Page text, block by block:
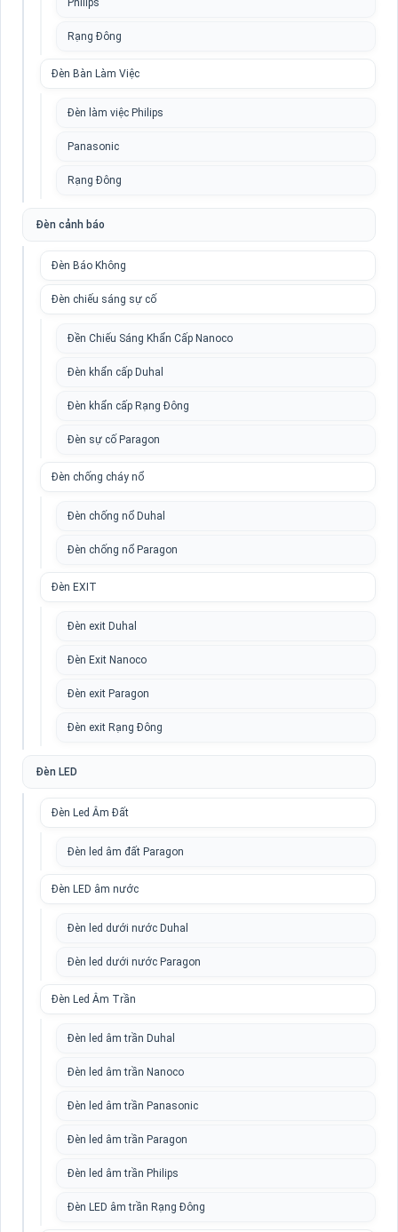
Philips
Rạng Đông
Đèn Bàn Làm Việc
Đèn làm việc Philips
Panasonic
Rạng Đông
Đèn cảnh báo
Đèn Báo Không
Đèn chiếu sáng sự cố
Đền Chiếu Sáng Khẩn Cấp Nanoco
Đèn khẩn cấp Duhal
Đèn khẩn cấp Rạng Đông
Đèn sự cố Paragon
Đèn chống cháy nổ
Đèn chống nổ Duhal
Đèn chống nổ Paragon
Đèn EXIT
Đèn exit Duhal
Đèn Exit Nanoco
Đèn exit Paragon
Đèn exit Rạng Đông
Đèn LED
Đèn Led Âm Đất
Đèn led âm đất Paragon
Đèn LED âm nước
Đèn led dưới nước Duhal
Đèn led dưới nước Paragon
Đèn Led Âm Trần
Đèn led âm trần Duhal
Đèn led âm trần Nanoco
Đèn led âm trần Panasonic
Đèn led âm trần Paragon
Đèn led âm trần Philips
Đèn LED âm trần Rạng Đông